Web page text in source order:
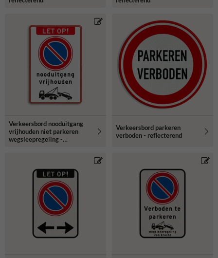
Verkeersbord nooduitgang
vrijhouden niet parkeren
wegsleepregeling -
Verkeersbord parkeren
verboden - reflecterend